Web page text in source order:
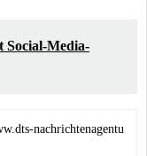
Social-Media-
nachrichtenagentu